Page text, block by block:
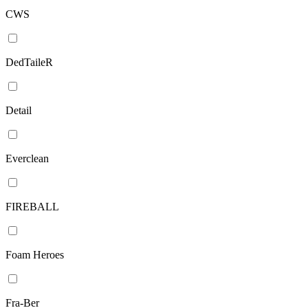
CWS
DedTaileR
Detail
Everclean
FIREBALL
Foam Heroes
Fra-Ber